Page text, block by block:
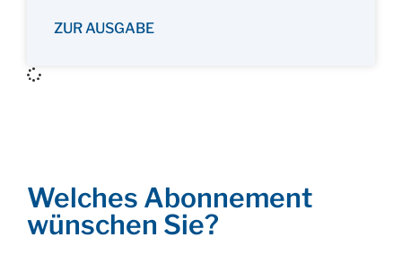
ZUR AUSGABE
Welches Abonnement
wünschen Sie?